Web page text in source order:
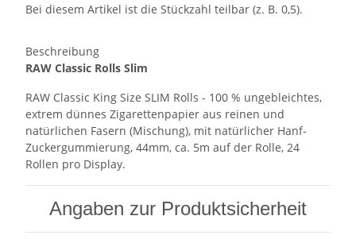
Bei diesem Artikel ist die Stückzahl teilbar (z. B. 0,5).
Beschreibung
RAW Classic Rolls Slim
RAW Classic King Size SLIM Rolls - 100 % ungebleichtes,
extrem dünnes Zigarettenpapier aus reinen und
natürlichen Fasern (Mischung), mit natürlicher Hanf-
Zuckergummierung, 44mm, ca. 5m auf der Rolle, 24
Rollen pro Display.
Angaben zur Produktsicherheit